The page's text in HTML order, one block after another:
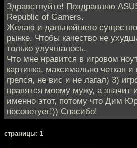
Здравствуйте! Поздравляю
Republic of Gamers.
Желаю и дальнейшего
рынке. Чтобы качество не
только улучшалось.
Что мне нравится в игровом
картинка, максимально четкая
грелся, не вис и не лагал) 3)
нравятся моему мужу, а значит
именно этот, потому что Дим
посоветует!)) Спасибо!
cтраницы: 1